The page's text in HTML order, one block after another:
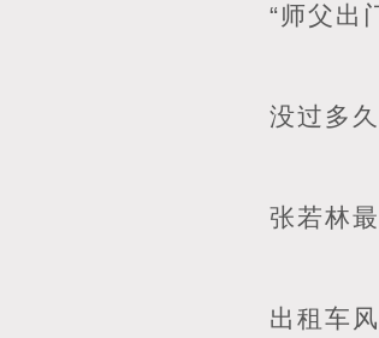
“师父出
没过多
张若林
出租车